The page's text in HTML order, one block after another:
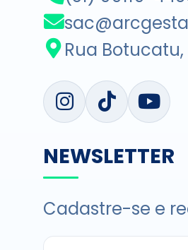
Rua Botucatu,
NEWSLETTER
Cadastre-se e